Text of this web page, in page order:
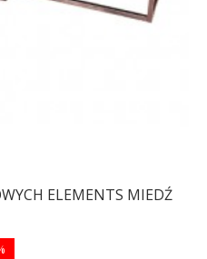
ELEMENTS MIEDŹ